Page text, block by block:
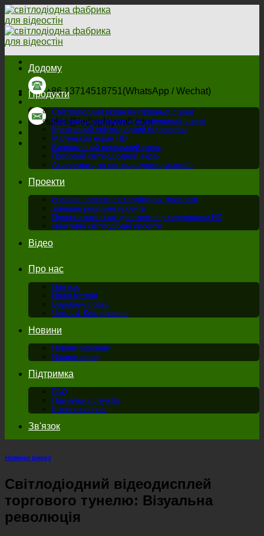
Перейти
до
змісту
+86 13714518751(WhatsApp / Wechat)
sales@ledisplaywall.com
Додому
Продукти
Світлодіодний екран внутрішньої сцени
Світлодіодний екран для зовнішньої сцени
Креативний світлодіодний відеоекран
Маленький екран HD
Виправлений рекламний екран
Прозорий світлодіодний екран
Аксесуари для світлодіодних дисплеїв
Проекти
сценічні проекти світлодіодних дисплеїв
зовнішні рекламні проекти
Проекти настінних дисплеїв під керуванням HD
креативні світлодіодні проекти
Відео
Про нас
Про нас
Наша історія
Виробнича база
Честь & Кваліфікація
Новини
Новини компанії
Новини ринку
Підтримка
FAQ
Навчальна служба
Інтернет-сервіс
Зв'язок
Новини ринку
Світлодіодний відеодисплей
торгового тунелю: Візуальна
революція